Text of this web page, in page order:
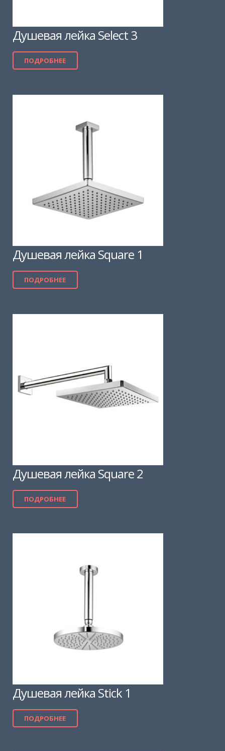
Душевая лейка Select 3
ПОДРОБНЕЕ
Душевая лейка Square 1
ПОДРОБНЕЕ
Душевая лейка Square 2
ПОДРОБНЕЕ
Душевая лейка Stick 1
ПОДРОБНЕЕ